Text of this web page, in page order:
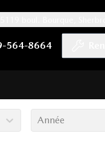
564-8664
TiktokLinkedIn
compte Instagram
Année